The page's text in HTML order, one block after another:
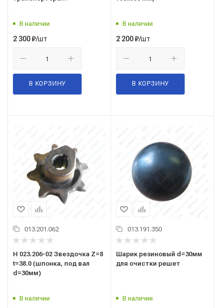
В наличии
2 300₽/шт
В КОРЗИНУ
В наличии
2 200₽/шт
В КОРЗИНУ
013.201.062
Н 023.206-02 Звездочка Z=8
t=38.0 (шпонка, под вал
d=30мм)
В наличии
013.191.350
Шарик резиновый d=30мм
для очистки решет
В наличии